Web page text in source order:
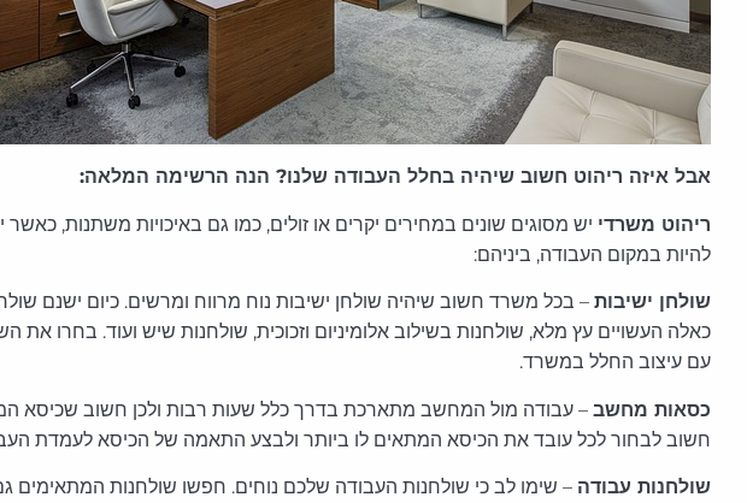
אבל איזה ריהוט חשוב שיהיה בחלל העבודה שלנו? הנה הרשימה המלאה:
ריהוט משרדי יש מסוגים שונים במחירים יקרים או זולים, כמו גם באיכויות משתנות,
להיות במקום העבודה, ביניהם:
שולחן ישיבות – בכל משרד חשוב שיהיה שולחן ישיבות נוח מרווח ומרשים. כיום ישנם
כאלה העשויים עץ מלא, שולחנות בשילוב אלומיניום וזכוכית, שולחנות שיש ועוד. בחרו
עם עיצוב החלל במשרד.
כסאות מחשב – עבודה מול המחשב מתארכת בדרך כלל שעות רבות ולכן חשוב שכיסא
חשוב לבחור לכל עובד את הכיסא המתאים לו ביותר ולבצע התאמה של הכיסא לעמדת
שולחנות עבודה – שימו לב כי שולחנות העבודה שלכם נוחים. חפשו שולחנות המתאימים